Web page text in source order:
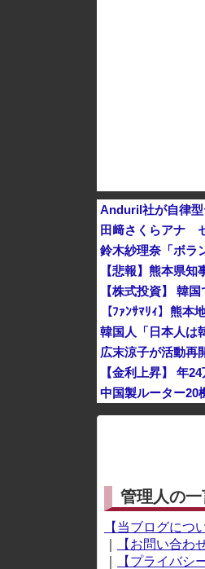
Anduril社が自律型
田﨑さくらアナ
鈴木紗理奈「ボラ
【悲報】熊本県
【株式投資】 韓
韓国人「日本人は
広末涼子が活動再
【金利上昇】 年
中国製ルーター20
管理人の
【当ブログにつ
【お問い合わ
【プライバシ